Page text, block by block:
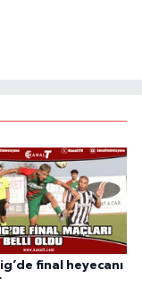
final heyecanı